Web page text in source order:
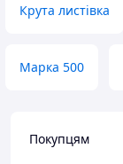
Крута листівка
Марка 500
Покупцям